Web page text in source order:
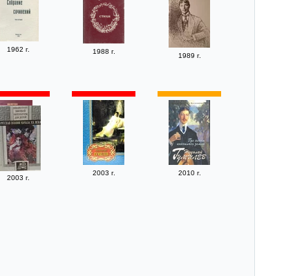
1962 г. 1988 г.
1989 г.
2003 г.
2003 г. 2010 г.